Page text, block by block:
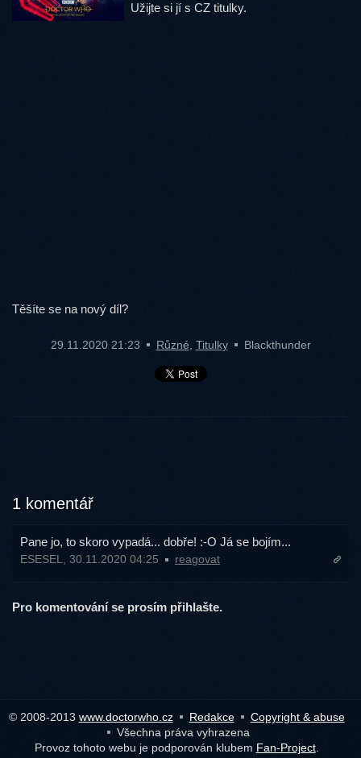
Užijte si jí s CZ titulky.
Těšíte se na nový díl?
29.11.2020 21:23 Různé Titulky Blackthunder
1 komentář
Pane jo, to skoro vypadá... dobře! :-O Já se bojím...
ESESEL, 30.11.2020 04:25 reagovat
Pro komentování se prosím přihlašte.
© 2008-2013 www.doctorwho.cz Redakce
Copyright & abuse
Všechna práva vyhrazena
Provoz tohoto webu je podporován klubem Fan-Project.